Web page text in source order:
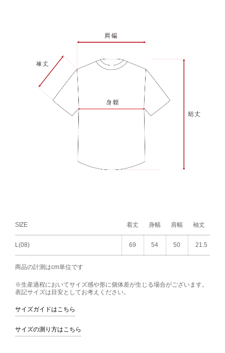
SIZE 着丈 身幅 肩幅 袖丈
L(08) 69 54 50 21.5
商品の計測はcm単位です
※生産過程においてサイズ感や形に個体差が生じる場合がございます。
表記サイズは目安としてお考えください。
サイズガイドはこちら
サイズの測り方はこちら